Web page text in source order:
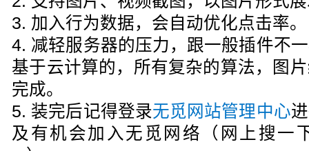
3. 加入行为数据，会自动优化点击率。
4. 减轻服务器的压力，跟一般插件不
基于云计算的，所有复杂的算法，图
完成。
5. 装完后记得登录无觅网站管理中心
及有机会加入无觅网络（网上搜一